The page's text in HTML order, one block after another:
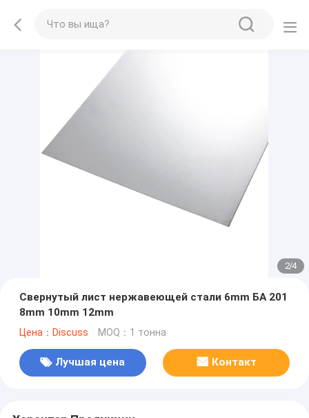
2/4
Свернутый лист нержавеющей стали 6mm БА 201
8mm 10mm 12mm
Цена：Discuss MOQ：1 тонна
Лучшая цена Контакт